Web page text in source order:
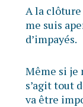
A la
me suis
d’impayés.
Même si je
s’agit tout
va être